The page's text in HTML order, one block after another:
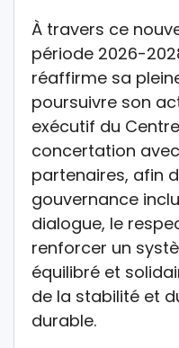
À travers ce
période 2026-
réaffirme sa
poursuivre son
exécutif du
concertation
partenaires, afin
gouvernance
dialogue, le
renforcer un
équilibré et
de la stabilité et
durable.